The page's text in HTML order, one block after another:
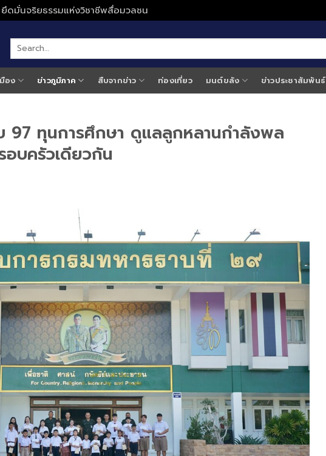
ดมั่นจริยธรรมแห่งวิชาชีพสื่อมวลชน
อง ข่าวภูมิภาค สืบจากข่าว ท่องเที่ยว มนต์ขลัง ข่าวประชาสัมพันธ์
97 ทุนการศึกษา ดูแลลูกหลานกำลังพล
บครัวเดียวกัน